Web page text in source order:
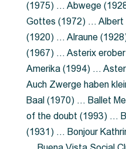
(1975) … Abwege
Gottes (1972) … Albert
(1920) … Alraune
(1967) … Asterix
Amerika (1994) …
Auch Zwerge haben
Baal (1970) … Ballet
of the doubt (1993) …
(1931) … Bonjour